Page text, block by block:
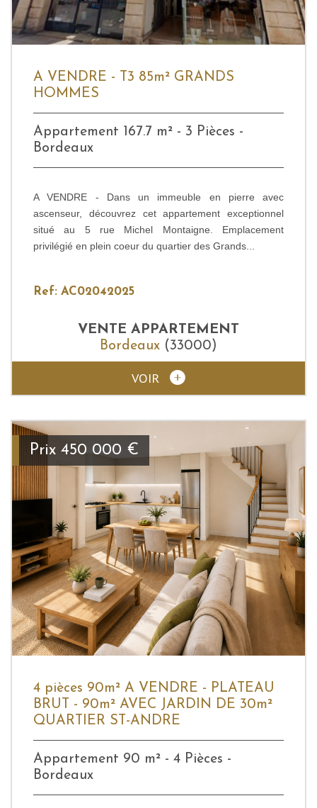
A VENDRE - T3 85m² GRANDS
HOMMES
Appartement 167.7 m² - 3 Pièces -
Bordeaux
A VENDRE - Dans un immeuble en pierre avec
ascenseur, découvrez cet appartement exceptionnel
situé au 5 rue Michel Montaigne. Emplacement
privilégié en plein coeur du quartier des Grands...
Ref: AC02042025
VENTE APPARTEMENT
Bordeaux (33000)
VOIR
Prix 450 000 €
4 pièces 90m² A VENDRE - PLATEAU
BRUT - 90m² AVEC JARDIN DE 30m²
QUARTIER ST-ANDRE
Appartement 90 m² - 4 Pièces -
Bordeaux